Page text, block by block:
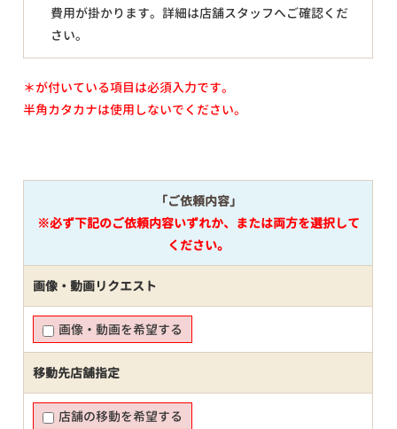
費用が掛かります。詳細は店舗スタッフへご確認くだ
さい。
＊が付いている項目は必須入力です。
半角カタカナは使用しないでください。
「ご依頼内容」
※必ず下記のご依頼内容いずれか、または両方を選択して
ください。
画像・動画リクエスト
画像・動画を希望する
移動先店舗指定
店舗の移動を希望する